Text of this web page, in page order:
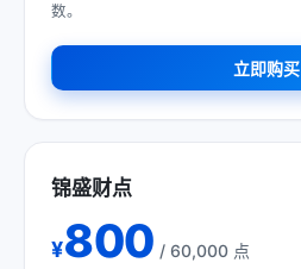
数。
立即购买
锦盛财点
¥800 / 60,000 点